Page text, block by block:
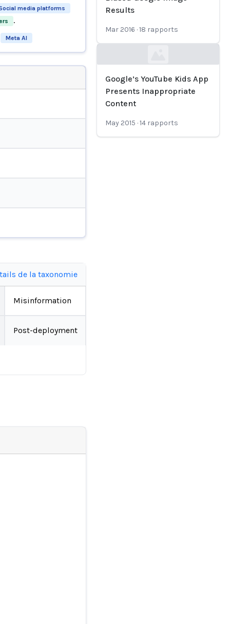
media platforms
.
Meta AI
de la taxonomie
Misinformation
Post-deployment
Results
Mar 2016 ·18 rapports
Google’s YouTube Kids App
Presents Inappropriate
Content
May 2015 ·14 rapports